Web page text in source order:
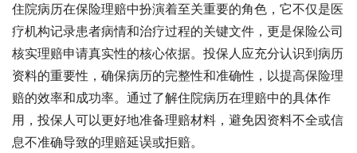
住院病历在保险理赔中扮演着至关重要的角色，它不仅是医
疗机构记录患者病情和治疗过程的关键文件，更是保险公司
核实理赔申请真实性的核心依据。投保人应充分认识到病历
资料的重要性，确保病历的完整性和准确性，以提高保险理
赔的效率和成功率。通过了解住院病历在理赔中的具体作
用，投保人可以更好地准备理赔材料，避免因资料不全或信
息不准确导致的理赔延误或拒赔。